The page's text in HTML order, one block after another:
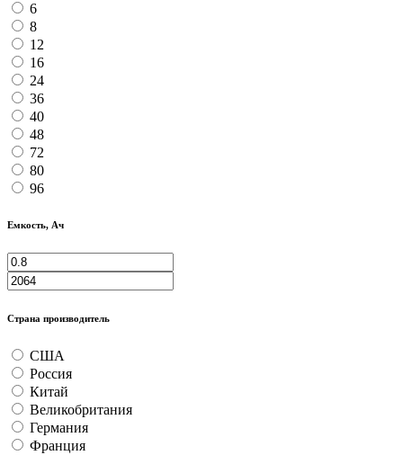
6
8
12
16
24
36
40
48
72
80
96
Емкость, Ач
Страна производитель
США
Россия
Китай
Великобритания
Германия
Франция